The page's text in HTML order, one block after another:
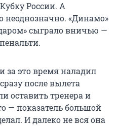
России. А
неоднозначно. «Динамо»
сыграло вничью —
это время наладил
после вылета
оставить тренера и
— показатель большой
И далеко не вся она